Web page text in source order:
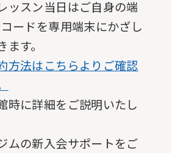
ッスン当日はご自身の端
ードを専用端末にかざし
す。
方法はこちらよりご確認
時に詳細をご説明いたし
ムの新入会サポートをご
the
service.
Automatic